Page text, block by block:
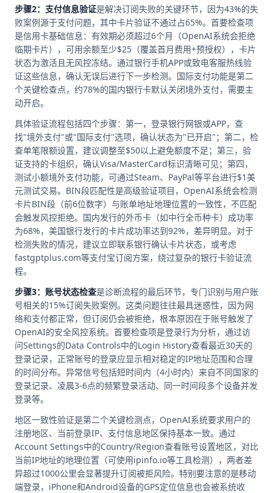
步骤2：支付信息验证是解决订阅失败的关键环节，因为43%的失
败案例源于支付问题，其中卡片验证不通过占65%。首要检查项
是信用卡基础信息：有效期必须超过6个月（OpenAI系统会拒绝
临期卡片），可用余额至少$25（覆盖首月费用+预授权），卡片
状态为激活且无风控冻结。通过银行手机APP或致电客服热线验
证这些信息，确认无误后进行下一步检测。国际支付功能是第二
个关键检查点，约78%的国内银行卡默认关闭境外支付，需要主
动开启。
具体验证流程包括四个步骤：第一，登录银行网银或APP，查
找"境外支付"或"国际支付"选项，确认状态为"已开启"；第二，检
查单笔限额设置，建议调整至$50以上避免额度不足；第三，验
证支持的卡组织，确认Visa/MasterCard标识清晰可见；第四，
测试小额境外支付功能，可通过Steam、PayPal等平台进行$1美
元测试交易。BIN段匹配性是高级验证项目，OpenAI系统会检测
卡片BIN段（前6位数字）与账单地址地理位置的一致性，不匹配
会触发风控拒绝。国内发行的外币卡（如中行全币种卡）成功率
为68%，美国银行发行的卡片成功率达到92%，差异明显。对于
检测失败的情况，建议立即联系银行确认卡片状态，或考虑
fastgptplus.com等支付宝订阅方案，绕过复杂的银行卡验证流
程。
步骤3：账号状态检查是诊断流程的最后环节，专门识别与用户账
号相关的15%订阅失败案例。这类问题往往最具迷惑性，因为网
络和支付都正常，但订阅仍会被拒绝，根本原因在于账号触发了
OpenAI的安全风控系统。首要检查项是登录行为分析，通过访
问Settings的Data Controls中的Login History查看最近30天的
登录记录，正常账号的登录应显示相对稳定的IP地址范围和合理
的时间分布。异常信号包括短时间内（4小时内）来自不同国家的
登录记录、凌晨3-6点的频繁登录活动、同一时间段多个设备并发
登录等。
地区一致性验证是第二个关键检测点，OpenAI系统要求用户的
注册地区、当前登录IP、支付信息地区保持基本一致。通过
Account Settings中的Country/Region查看账号设置地区，对比
当前IP地址的地理位置（可使用ipinfo.io等工具检测），两者差
异超过1000公里会显著提升订阅被拒风险。特别要注意的是移动
端登录，iPhone和Android设备的GPS定位信息也会被系统收